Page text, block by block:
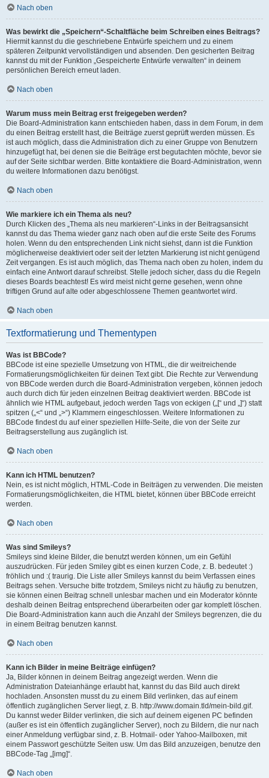
Nach oben
Was bewirkt die „Speichern“-Schaltfläche beim Schreiben eines Beitrags?
Hiermit kannst du die geschriebene Entwürfe speichern und zu einem
späteren Zeitpunkt vervollständigen und absenden. Den gesicherten Beitrag
kannst du mit der Funktion „Gespeicherte Entwürfe verwalten“ in deinem
persönlichen Bereich erneut laden.
Nach oben
Warum muss mein Beitrag erst freigegeben werden?
Die Board-Administration kann entschieden haben, dass in dem Forum, in dem
du einen Beitrag erstellt hast, die Beiträge zuerst geprüft werden müssen. Es
ist auch möglich, dass die Administration dich zu einer Gruppe von Benutzern
hinzugefügt hat, bei denen sie die Beiträge erst begutachten möchte, bevor sie
auf der Seite sichtbar werden. Bitte kontaktiere die Board-Administration, wenn
du weitere Informationen dazu benötigst.
Nach oben
Wie markiere ich ein Thema als neu?
Durch Klicken des „Thema als neu markieren“-Links in der Beitragsansicht
kannst du das Thema wieder ganz nach oben auf die erste Seite des Forums
holen. Wenn du den entsprechenden Link nicht siehst, dann ist die Funktion
möglicherweise deaktiviert oder seit der letzten Markierung ist nicht genügend
Zeit vergangen. Es ist auch möglich, das Thema nach oben zu holen, indem du
einfach eine Antwort darauf schreibst. Stelle jedoch sicher, dass du die Regeln
dieses Boards beachtest! Es wird meist nicht gerne gesehen, wenn ohne
triftigen Grund auf alte oder abgeschlossene Themen geantwortet wird.
Nach oben
Textformatierung und Thementypen
Was ist BBCode?
BBCode ist eine spezielle Umsetzung von HTML, die dir weitreichende
Formatierungsmöglichkeiten für deinen Text gibt. Die Rechte zur Verwendung
von BBCode werden durch die Board-Administration vergeben, können jedoch
auch durch dich für jeden einzelnen Beitrag deaktiviert werden. BBCode ist
ähnlich wie HTML aufgebaut, jedoch werden Tags von eckigen („[“ und „]“) statt
spitzen („<“ und „>“) Klammern eingeschlossen. Weitere Informationen zu
BBCode findest du auf einer speziellen Hilfe-Seite, die von der Seite zur
Beitragserstellung aus zugänglich ist.
Nach oben
Kann ich HTML benutzen?
Nein, es ist nicht möglich, HTML-Code in Beiträgen zu verwenden. Die meisten
Formatierungsmöglichkeiten, die HTML bietet, können über BBCode erreicht
werden.
Nach oben
Was sind Smileys?
Smileys sind kleine Bilder, die benutzt werden können, um ein Gefühl
auszudrücken. Für jeden Smiley gibt es einen kurzen Code, z. B. bedeutet :)
fröhlich und :( traurig. Die Liste aller Smileys kannst du beim Verfassen eines
Beitrags sehen. Versuche bitte trotzdem, Smileys nicht zu häufig zu benutzen,
sie können einen Beitrag schnell unlesbar machen und ein Moderator könnte
deshalb deinen Beitrag entsprechend überarbeiten oder gar komplett löschen.
Die Board-Administration kann auch die Anzahl der Smileys begrenzen, die du
in einem Beitrag benutzen kannst.
Nach oben
Kann ich Bilder in meine Beiträge einfügen?
Ja, Bilder können in deinem Beitrag angezeigt werden. Wenn die
Administration Dateianhänge erlaubt hat, kannst du das Bild auch direkt
hochladen. Ansonsten musst du zu einem Bild verlinken, das auf einem
öffentlich zugänglichen Server liegt, z. B. http://www.domain.tld/mein-bild.gif.
Du kannst weder Bilder verlinken, die sich auf deinem eigenen PC befinden
(außer es ist ein öffentlich zugänglicher Server), noch zu Bildern, die nur nach
einer Anmeldung verfügbar sind, z. B. Hotmail- oder Yahoo-Mailboxen, mit
einem Passwort geschützte Seiten usw. Um das Bild anzuzeigen, benutze den
BBCode-Tag „[img]“.
Nach oben